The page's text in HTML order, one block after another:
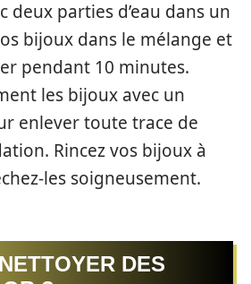
deux parties d’eau dans un
bijoux dans le mélange et
pendant 10 minutes.
les bijoux avec un
enlever toute trace de
Rincez vos bijoux à
les soigneusement.
DES